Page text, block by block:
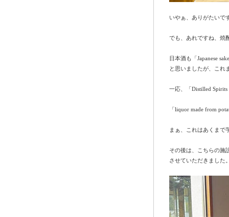
いやぁ、ありがたいで
でも、あれですね、焼
日本酒も「Japanese
と思いましたが、これ
一応、「Distilled
「liquor made from
まぁ、これはあくまで
その後は、こちらの施
させていただきました